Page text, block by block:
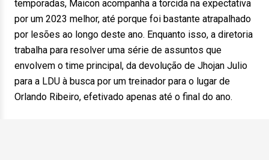
temporadas, Maicon acompanha a torcida na expectativa
por um 2023 melhor, até porque foi bastante atrapalhado
por lesões ao longo deste ano. Enquanto isso, a diretoria
trabalha para resolver uma série de assuntos que
envolvem o time principal, da devolução de Jhojan Julio
para a LDU à busca por um treinador para o lugar de
Orlando Ribeiro, efetivado apenas até o final do ano.